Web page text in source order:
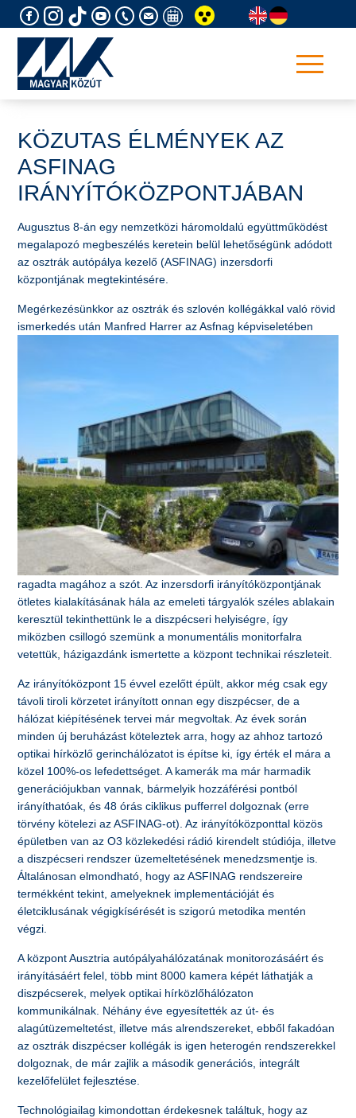
to
KÖZUTAS ÉLMÉNYEK AZ
ASFINAG
IRÁNYÍTÓKÖZPONTJÁBAN
Augusztus 8-án egy nemzetközi háromoldalú együttműködést
megalapozó megbeszélés keretein belül lehetőségünk adódott
az osztrák autópálya kezelő (ASFINAG) inzersdorfi
központjának megtekintésére.
Megérkezésünkkor az osztrák és szlovén kollégákkal való rövid
ismerkedés után Manfred Harrer az Asfnag képviseletében
ragadta magához a szót. Az inzersdorfi irányítóközpontjának
ötletes kialakításának hála az emeleti tárgyalók széles ablakain
keresztül tekinthettünk le a diszpécseri helyiségre, így
miközben csillogó szemünk a monumentális monitorfalra
vetettük, házigazdánk ismertette a központ technikai részleteit.
Az irányítóközpont 15 évvel ezelőtt épült, akkor még csak egy
távoli tiroli körzetet irányított onnan egy diszpécser, de a
hálózat kiépítésének tervei már megvoltak. Az évek során
minden új beruházást köteleztek arra, hogy az ahhoz tartozó
optikai hírközlő gerinchálózatot is építse ki, így érték el mára a
közel 100%-os lefedettséget. A kamerák ma már harmadik
generációjukban vannak, bármelyik hozzáférési pontból
irányíthatóak, és 48 órás ciklikus pufferrel dolgoznak (erre
törvény kötelezi az ASFINAG-ot). Az irányítóközponttal közös
épületben van az O3 közlekedési rádió kirendelt stúdiója, illetve
a diszpécseri rendszer üzemeltetésének menedzsmentje is.
Általánosan elmondható, hogy az ASFINAG rendszereire
termékként tekint, amelyeknek implementációját és
életciklusának végigkísérését is szigorú metodika mentén
végzi.
A központ Ausztria autópályahálózatának monitorozásáért és
irányításáért felel, több mint 8000 kamera képét láthatják a
diszpécserek, melyek optikai hírközlőhálózaton
kommunikálnak. Néhány éve egyesítették az út- és
alagútüzemeltetést, illetve más alrendszereket, ebből fakadóan
az osztrák diszpécser kollégák is igen heterogén rendszerekkel
dolgoznak, de már zajlik a második generációs, integrált
kezelőfelület fejlesztése.
Technológiailag kimondottan érdekesnek találtuk, hogy az